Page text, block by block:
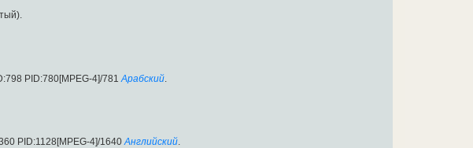
PID:780[MPEG-4]/781 Арабский
PID:1128[MPEG-4]/1640 Английский